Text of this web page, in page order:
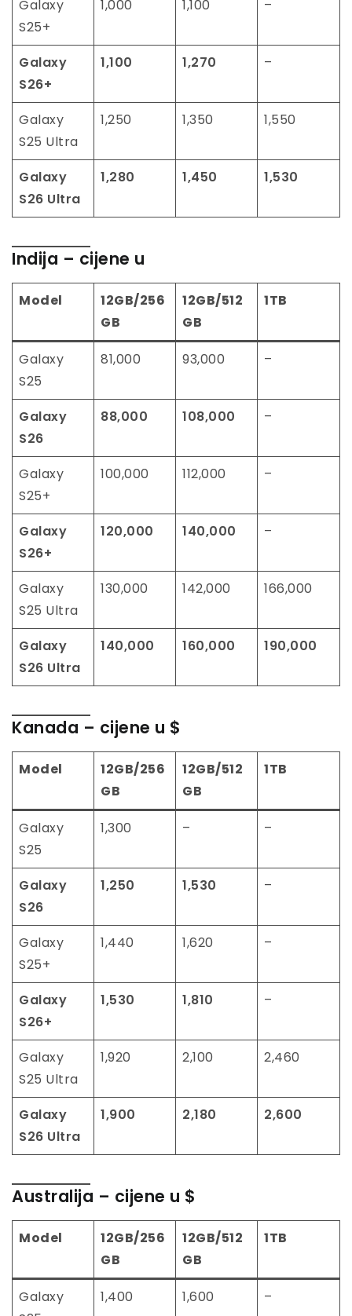
Galaxy
S25+
1,000 1,100 –
Galaxy
S26+
1,100 1,270 –
Galaxy
S25 Ultra
1,250 1,350 1,550
Galaxy
S26 Ultra
1,280 1,450 1,530
Indija – cijene u ₹
Model
12GB/256
GB
12GB/512
GB
1TB
Galaxy
S25
81,000 93,000 –
Galaxy
S26
88,000 108,000 –
Galaxy
S25+
100,000 112,000 –
Galaxy
S26+
120,000 140,000 –
Galaxy
S25 Ultra
130,000 142,000 166,000
Galaxy
S26 Ultra
140,000 160,000 190,000
Kanada – cijene u $
Model
12GB/256
GB
12GB/512
GB
1TB
Galaxy
S25
1,300 – –
Galaxy
S26
1,250 1,530 –
Galaxy
S25+
1,440 1,620 –
Galaxy
S26+
1,530 1,810 –
Galaxy
S25 Ultra
1,920 2,100 2,460
Galaxy
S26 Ultra
1,900 2,180 2,600
Australija – cijene u $
Model
12GB/256
GB
12GB/512
GB
1TB
Galaxy
1,400 1,600 –